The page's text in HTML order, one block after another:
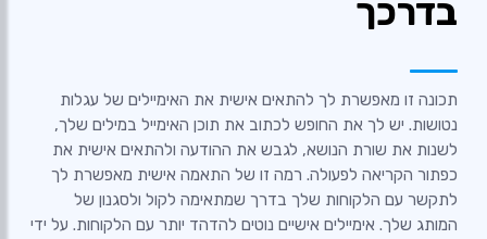
בדרכך
תכונה זו מאפשרת לך להתאים אישית את האימיילים של עגלות
נטושות. יש לך את החופש לכתוב את תוכן האימייל במילים שלך,
לשנות את שורת הנושא, לגבש את ההודעה ולהתאים אישית את
כפתור הקריאה לפעולה. רמה זו של התאמה אישית מאפשרת לך
לתקשר עם הלקוחות שלך בדרך שמתאימה לקול ולסגנון של
המותג שלך. אימיילים אישיים נוטים להדהד יותר עם הלקוחות. על ידי